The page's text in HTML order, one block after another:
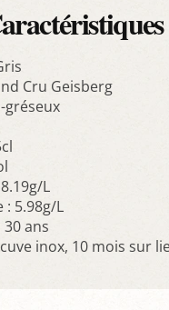
Cru Geisberg
gréseux
L
5.98g/L
30 ans
inox, 10 mois sur